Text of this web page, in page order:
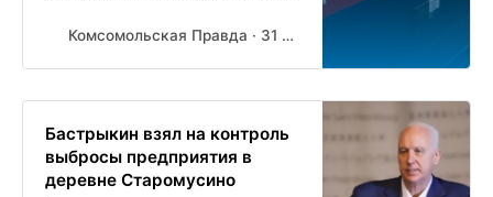
Комсомольская Правда · 31 июля, 13:00
Бастрыкин взял на контроль
выбросы предприятия в
деревне Старомусино